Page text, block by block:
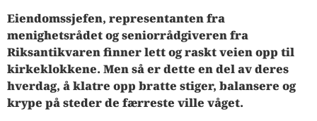
Eiendomssjefen, representanten fra
menighetsrådet og seniorrådgiveren fra
Riksantikvaren finner lett og raskt veien opp til
kirkeklokkene. Men så er dette en del av deres
hverdag, å klatre opp bratte stiger, balansere og
krype på steder de færreste ville våget.